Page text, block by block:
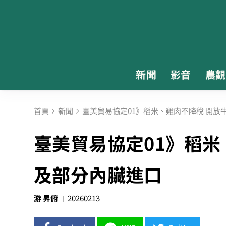
新聞 影音 農
首頁 新聞 臺美貿易協定01》稻米、雞肉不降稅 開
臺美貿易協定01》稻
及部分內臟進口
游 昇俯 20260213